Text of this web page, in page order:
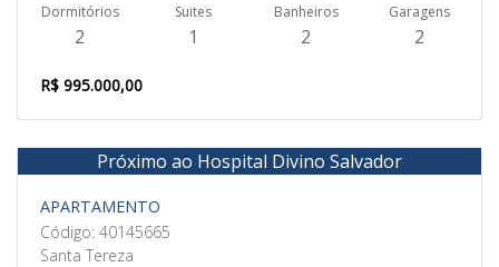
Dormitórios
2
Suites
1
Banheiros
2
Garagens
2
R$ 995.000,00
Venda
Próximo ao Hospital Divino Salvador
APARTAMENTO
Código: 40145665
Santa Tereza